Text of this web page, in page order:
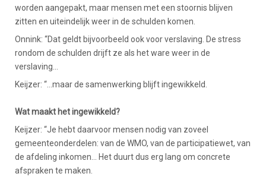
worden aangepakt, maar mensen met een stoornis blijven
zitten en uiteindelijk weer in de schulden komen.
Onnink: “Dat geldt bijvoorbeeld ook voor verslaving. De stress
rondom de schulden drijft ze als het ware weer in de
verslaving…
Keijzer: “…maar de samenwerking blijft ingewikkeld.
Wat maakt het ingewikkeld?
Keijzer: “Je hebt daarvoor mensen nodig van zoveel
gemeenteonderdelen: van de WMO, van de participatiewet, van
de afdeling inkomen… Het duurt dus erg lang om concrete
afspraken te maken.